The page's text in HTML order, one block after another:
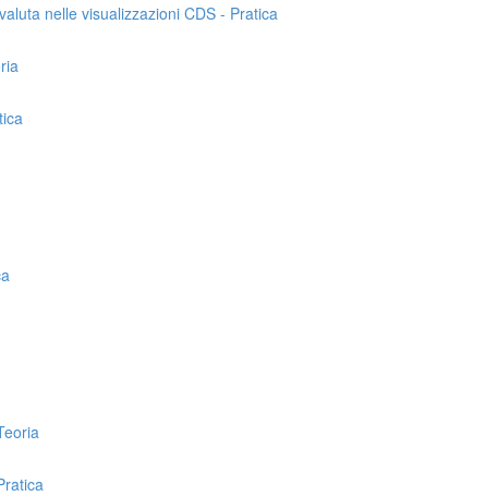
nelle visualizzazioni CDS - Pratica